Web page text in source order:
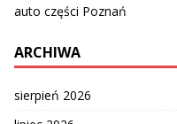
auto części Poznań
ARCHIWA
sierpień 2026